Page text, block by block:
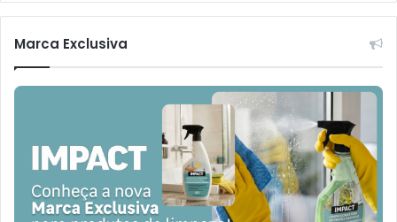
Marca Exclusiva